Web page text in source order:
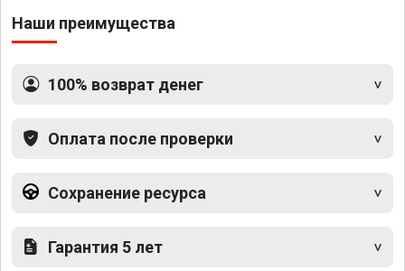
Наши преимущества
100% возврат денег
Оплата после проверки
Сохранение ресурса
Гарантия 5 лет